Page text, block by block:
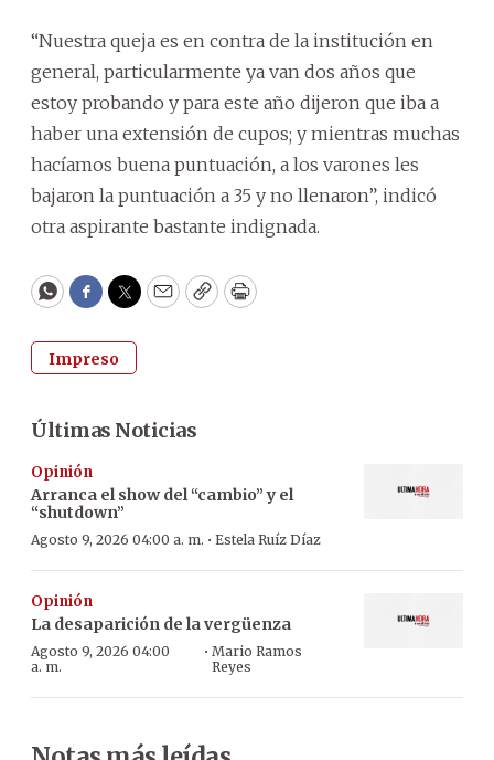
“Nuestra queja es en contra de la institución en
general, particularmente ya van dos años que
estoy probando y para este año dijeron que iba a
haber una extensión de cupos; y mientras muchas
hacíamos buena puntuación, a los varones les
bajaron la puntuación a 35 y no llenaron”, indicó
otra aspirante bastante indignada.
WhatsApp
Facebook
Twitter
EmailCopyPrint
Impreso
Últimas Noticias
Opinión
Arranca el show del “cambio” y el
“shutdown”
Agosto 9, 2026 04:00 a. m. · Estela Ruíz Díaz
Opinión
La desaparición de la vergüenza
Agosto 9, 2026 04:00
a. m.
· Mario Ramos
Reyes